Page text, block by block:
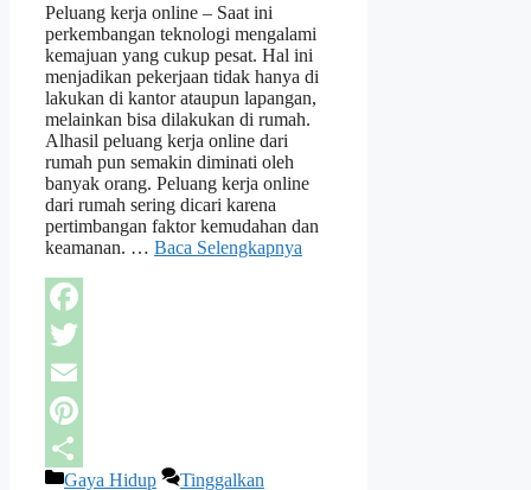
Peluang kerja online – Saat ini
perkembangan teknologi mengalami
kemajuan yang cukup pesat. Hal ini
menjadikan pekerjaan tidak hanya di
lakukan di kantor ataupun lapangan,
melainkan bisa dilakukan di rumah.
Alhasil peluang kerja online dari
rumah pun semakin diminati oleh
banyak orang. Peluang kerja online
dari rumah sering dicari karena
pertimbangan faktor kemudahan dan
keamanan. … Baca Selengkapnya
Facebook
Twitter
Email
Pinterest
Share
Kategori
Gaya Hidup
Tinggalkan